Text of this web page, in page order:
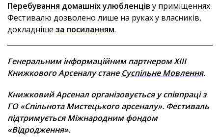
Перебування домашніх улюбленців у приміщеннях
Фестивалю дозволено лише на руках у власників,
докладніше за посиланням.
Генеральним інформаційним партнером ХІІІ
Книжкового Арсеналу стане Суспільне Мовлення.
Книжковий Арсенал організовується у співпраці з
ГО «Спільнота Мистецького арсеналу». Фестиваль
підтримується Міжнародним фондом
«Відродження».